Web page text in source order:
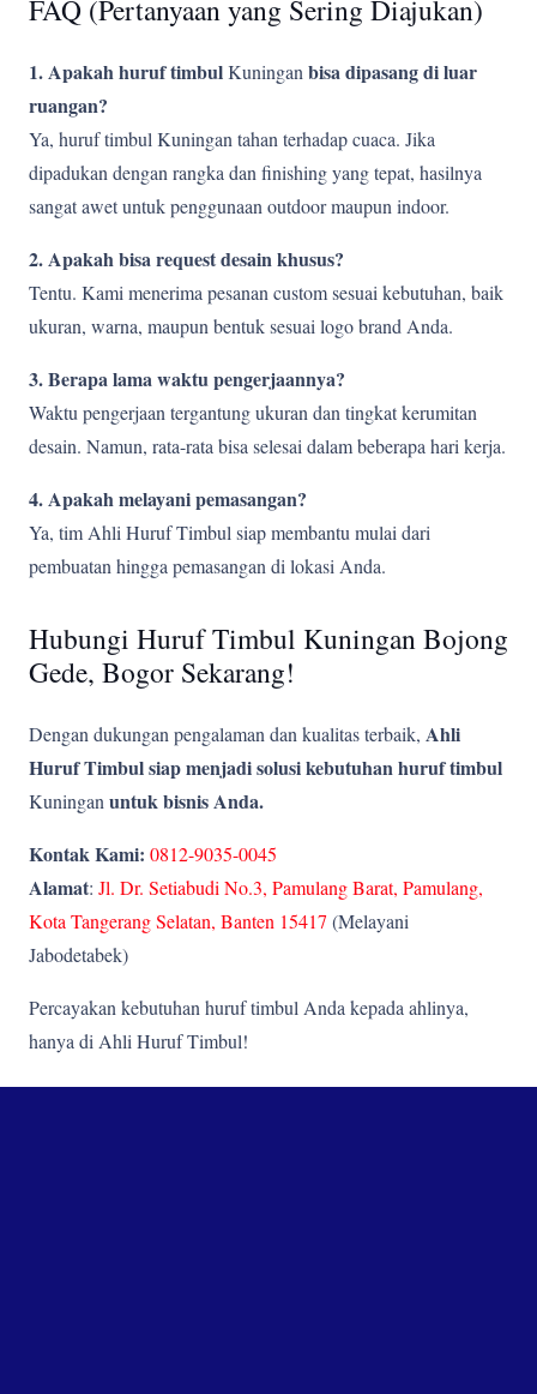
FAQ (Pertanyaan yang Sering Diajukan)
1. Apakah huruf timbulKuningan bisa dipasang di luar
ruangan?
Ya, huruf timbul Kuningan tahan terhadap cuaca. Jika
dipadukan dengan rangka dan finishing yang tepat, hasilnya
sangat awet untuk penggunaan outdoor maupun indoor.
2. Apakah bisa request desain khusus?
Tentu. Kami menerima pesanan custom sesuai kebutuhan, baik
ukuran, warna, maupun bentuk sesuai logo brand Anda.
3. Berapa lama waktu pengerjaannya?
Waktu pengerjaan tergantung ukuran dan tingkat kerumitan
desain. Namun, rata-rata bisa selesai dalam beberapa hari kerja.
4. Apakah melayani pemasangan?
Ya, tim Ahli Huruf Timbul siap membantu mulai dari
pembuatan hingga pemasangan di lokasi Anda.
Hubungi Huruf Timbul Kuningan Bojong
Gede, Bogor Sekarang!
Dengan dukungan pengalaman dan kualitas terbaik, Ahli
Huruf Timbul siap menjadi solusi kebutuhan huruf timbul
Kuningan untuk bisnis Anda.
Kontak Kami: 0812-9035-0045
Alamat: Jl. Dr. Setiabudi No.3, Pamulang Barat, Pamulang,
Kota Tangerang Selatan, Banten 15417 (Melayani
Jabodetabek)
Percayakan kebutuhan huruf timbul Anda kepada ahlinya,
hanya di Ahli Huruf Timbul!